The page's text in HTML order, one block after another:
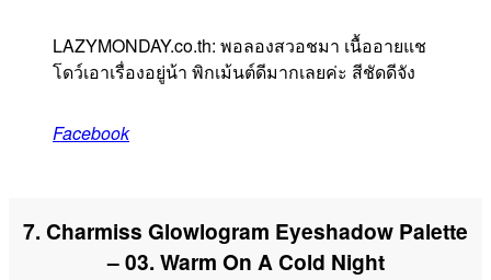
LAZYMONDAY.co.th: พอลองสวอชมา เนื้ออายแช
โดว์เอาเรื่องอยู่น้า พิกเม้นต์ดีมากเลยค่ะ สีชัดดีจัง
Facebook
7. Charmiss Glowlogram Eyeshadow Palette
– 03. Warm On A Cold Night